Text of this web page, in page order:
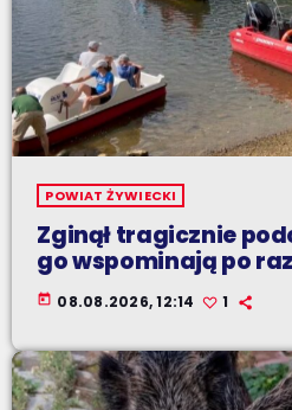
POWIAT ŻYWIECKI
Zginął tragicznie
go wspominają po
today 08.08.2026, 12:14 1